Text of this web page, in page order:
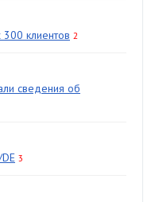
клиентов 2
сведения об
3